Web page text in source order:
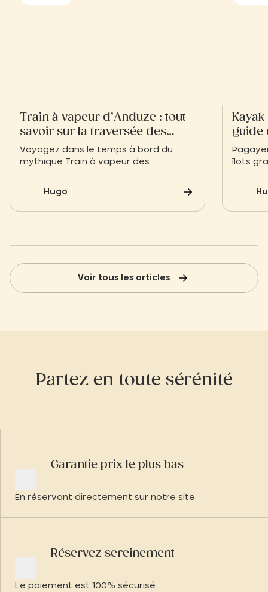
Train à vapeur d’Anduze : tout
savoir sur la traversée des
Cévennes
Voyagez dans le temps à bord du
mythique Train à vapeur des
rythme d’autrefois et contemplez des
paysages cévenols spectaculaires en
Hugo
guide
îlots
up
et des
Voir tous les articles
Partez en toute sérénité
Garantie prix le plus bas
En réservant directement sur notre site
Réservez sereinement
Le paiement est 100% sécurisé